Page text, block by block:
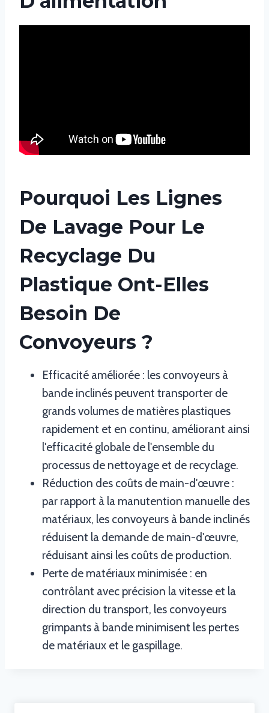
Pourquoi Les Lignes
De Lavage Pour Le
Recyclage Du
Plastique Ont-Elles
Besoin De
Convoyeurs ?
Efficacité améliorée : les convoyeurs à
bande inclinés peuvent transporter de
grands volumes de matières plastiques
rapidement et en continu, améliorant ainsi
l'efficacité globale de l'ensemble du
processus de nettoyage et de recyclage.
Réduction des coûts de main-d'œuvre :
par rapport à la manutention manuelle des
matériaux, les convoyeurs à bande inclinés
réduisent la demande de main-d'œuvre,
réduisant ainsi les coûts de production.
Perte de matériaux minimisée : en
contrôlant avec précision la vitesse et la
direction du transport, les convoyeurs
grimpants à bande minimisent les pertes
de matériaux et le gaspillage.